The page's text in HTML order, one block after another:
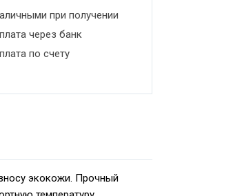
при получении
через банк
по счету
экокожи. Прочный